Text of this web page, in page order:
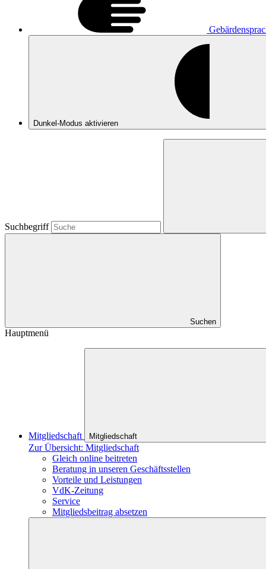
Dunkel-Modus aktivieren
Suchbegriff
Suchen
Hauptmenü
Mitgliedschaft Mitgliedschaft
Zur Übersicht: Mitgliedschaft
Gleich online beitreten
Beratung in unseren Geschäftsstellen
Vorteile und Leistungen
VdK-Zeitung
Service
Mitgliedsbeitrag absetzen